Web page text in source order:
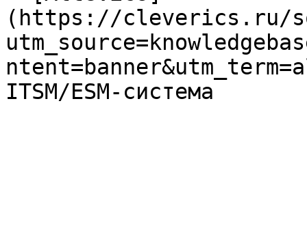
(https://cleverics.ru/
ITSM/ESM-система